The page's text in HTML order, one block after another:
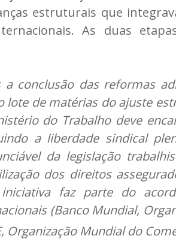
estruturais que
As duas
a conclusão das reformas
lote de matérias do ajuste
do Trabalho deve
a liberdade sindical
da legislação
dos direitos
iniciativa faz parte do
(Banco Mundial,
Organização Mundial do